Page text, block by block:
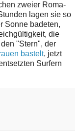
zweier Roma-
lagen sie so
Sonne badeten,
die
"Stern", der
bastelt, jetzt
Surfern